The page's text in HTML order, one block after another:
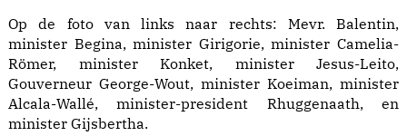
Op de foto van links naar rechts: Mevr. Balentin,
minister Begina, minister Girigorie, minister Camelia-
Römer, minister Konket, minister Jesus-Leito,
Gouverneur George-Wout, minister Koeiman, minister
Alcala-Wallé, minister-president Rhuggenaath, en
minister Gijsbertha.